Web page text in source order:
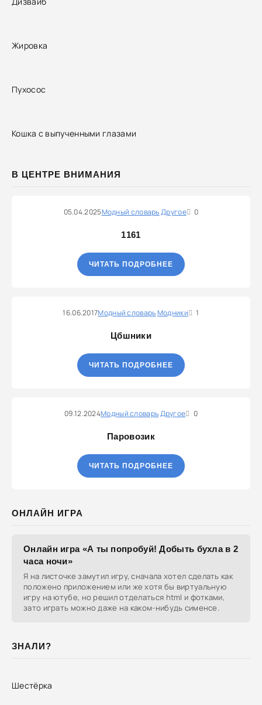
Жировка
Пухосос
Кошка с выпученными глазами
В ЦЕНТРЕ ВНИМАНИЯ
05.04.2025Модный словарьДругое 0
1161
ЧИТАТЬ ПОДРОБНЕЕ
16.06.2017Модный словарьМодники 1
Цбшники
ЧИТАТЬ ПОДРОБНЕЕ
09.12.2024Модный словарьДругое 0
Паровозик
ЧИТАТЬ ПОДРОБНЕЕ
ОНЛАЙН ИГРА
Онлайн игра «А ты попробуй! Добыть бухла в 2
часа ночи»
Я на листочке замутил игру, сначала хотел сделать как
положено приложением или же хотя бы виртуальную
игру на ютубе, но решил отделаться html и фотками,
зато играть можно даже на каком-нибудь сименсе.
ЗНАЛИ?
Шестёрка